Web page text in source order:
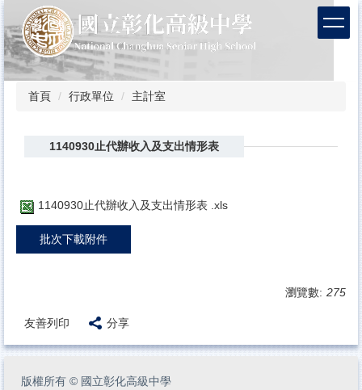
到
主
要
內
首頁 行政單位 主計室
1140930止代辦收入及支出情形表
1140930止代辦收入及支出情形表 .xls
批次下載附件
瀏覽數: 275
友善列印 分享
版權所有 © 國立彰化高級中學